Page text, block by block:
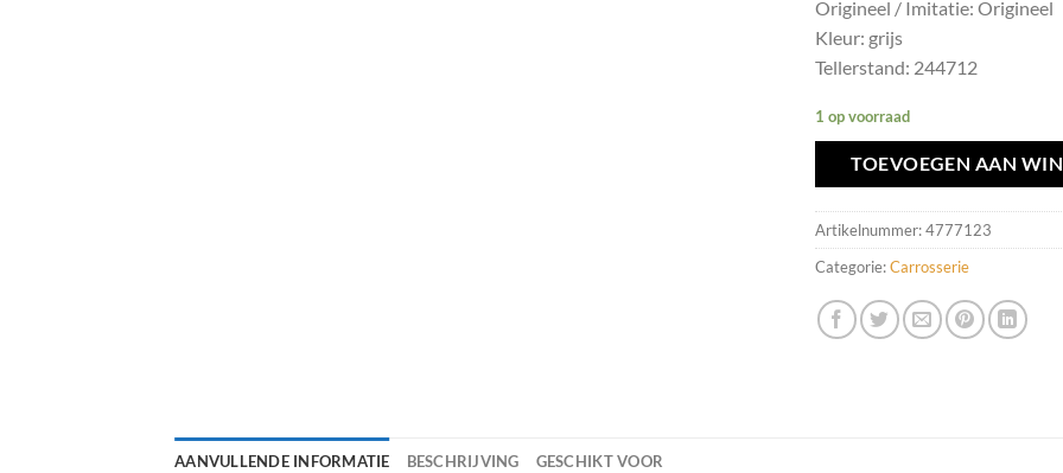
Origineel / Imitatie: Origineel
Kleur: grijs
Tellerstand: 244712
1 op voorraad
TOEVOEGEN AAN
Artikelnummer:4777123
Categorie:Carrosserie
AANVULLENDE INFORMATIE BESCHRIJVING GESCHIKT VOOR